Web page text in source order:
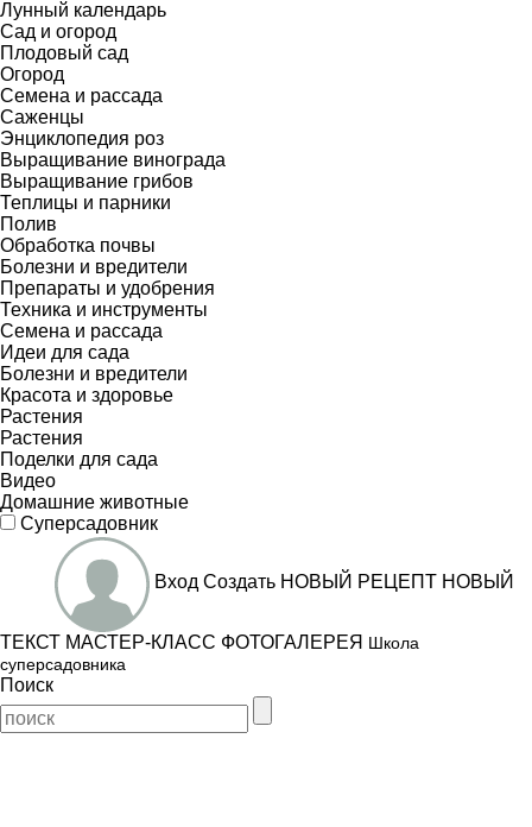
Лунный календарь
Сад и огород
Плодовый сад
Огород
Семена и рассада
Саженцы
Энциклопедия роз
Выращивание винограда
Выращивание грибов
Теплицы и парники
Полив
Обработка почвы
Болезни и вредители
Препараты и удобрения
Техника и инструменты
Семена и рассада
Идеи для сада
Болезни и вредители
Красота и здоровье
Растения
Растения
Поделки для сада
Видео
Домашние животные
Суперсадовник
Вход Создать НОВЫЙ РЕЦЕПТ НОВЫЙ
ТЕКСТ МАСТЕР-КЛАСС ФОТОГАЛЕРЕЯ Школа
суперсадовника
Поиск